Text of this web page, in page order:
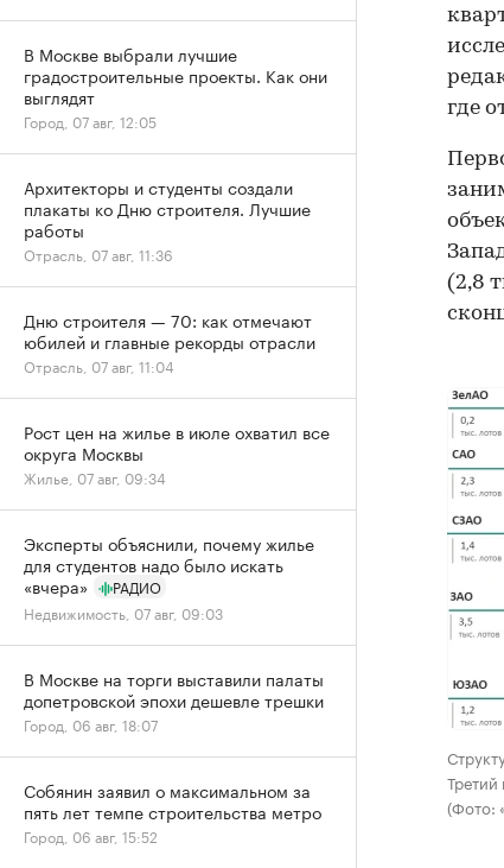
где
(2,8
Третий
(Фото:
В Москве выбрали лучшие
градостроительные проекты. Как они
выглядят
Город, 07 авг, 12:05
Архитекторы и студенты создали
плакаты ко Дню строителя. Лучшие
работы
Отрасль, 07 авг, 11:36
Дню строителя — 70: как отмечают
юбилей и главные рекорды отрасли
Отрасль, 07 авг, 11:04
Рост цен на жилье в июле охватил все
округа Москвы
Жилье, 07 авг, 09:34
Эксперты объяснили, почему жилье
для студентов надо было искать
«вчера»
РАДИО
Недвижимость, 07 авг, 09:03
В Москве на торги выставили палаты
допетровской эпохи дешевле трешки
Город, 06 авг, 18:07
Собянин заявил о максимальном за
пять лет темпе строительства метро
Город, 06 авг, 15:52